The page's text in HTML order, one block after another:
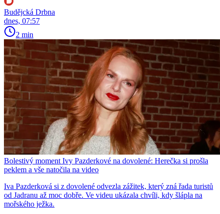
Budějcká Drbna
dnes, 07:57
2 min
Bolestivý moment Ivy Pazderkové na dovolené: Herečka si prošla
peklem a vše natočila na video
Iva Pazderková si z dovolené odvezla zážitek, který zná řada turistů
od Jadranu až moc dobře. Ve videu ukázala chvíli, kdy šlápla na
mořského ježka.